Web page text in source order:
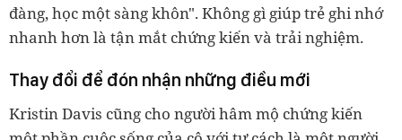
đàng, học một sàng khôn". Không gì giúp trẻ ghi nhớ
nhanh hơn là tận mắt chứng kiến và trải nghiệm.
Thay đổi để đón nhận những điều mới
Kristin Davis cũng cho người hâm mộ chứng kiến